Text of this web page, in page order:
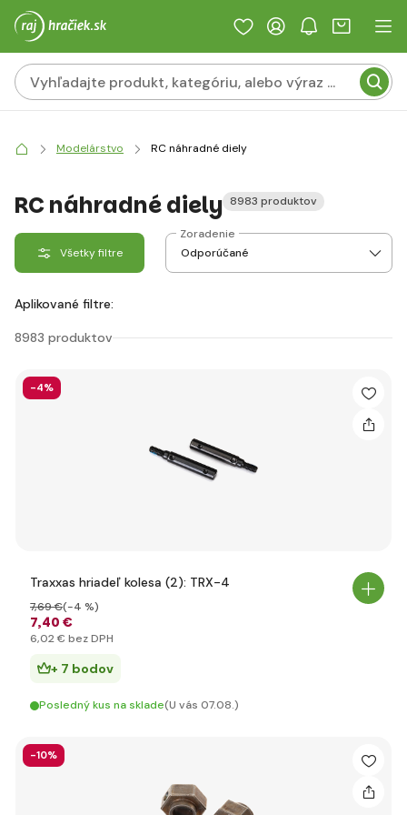
Modelárstvo RC náhradné diely
RC náhradné diely 8983 produktov
Všetky filtre
Zoradenie
Aplikované filtre:
8983 produktov
-4%
Traxxas hriadeľ kolesa (2): TRX-4
7,40 €
7,69 €(-4 %)
6,02 € bez DPH
+ 7 bodov
Posledný kus na sklade(U vás 07.08.)
-10%